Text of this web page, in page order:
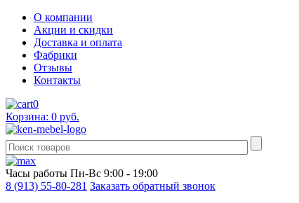
О компании
Акции и скидки
Доставка и оплата
Фабрики
Отзывы
Контакты
0
Корзина: 0 руб.
Часы работы Пн-Вс 9:00 - 19:00
8 (913) 55-80-281 Заказать обратный звонок